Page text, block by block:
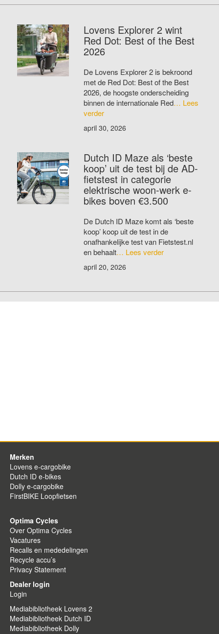
Lovens Explorer 2 wint
Red Dot: Best of the Best
2026
De Lovens Explorer 2 is bekroond
met de Red Dot: Best of the Best
2026, de hoogste onderscheiding
binnen de internationale Red… Lees
verder
april 30, 2026
Dutch ID Maze als ‘beste
koop’ uit de test bij de AD-
fietstest in categorie
elektrische woon-werk e-
bikes boven €3.500
De Dutch ID Maze komt als ‘beste
koop’ koop uit de test in de
onafhankelijke test van Fietstest.nl
en behaalt… Lees verder
april 20, 2026
Merken
Lovens e-cargobike
Dutch ID e-bikes
Dolly e-cargobike
FirstBIKE Loopfietsen
Optima Cycles
Over Optima Cycles
Vacatures
Recalls en mededelingen
Recycle accu’s
Privacy Statement
Dealer login
Login
Mediabibliotheek Lovens 2
Mediabibliotheek Dutch ID
Mediabibliotheek Dolly